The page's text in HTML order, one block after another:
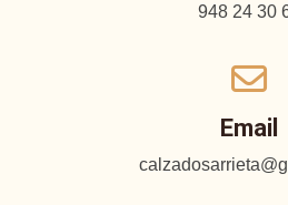
948 24 30
Email